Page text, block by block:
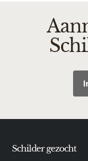
Schilder gezocht